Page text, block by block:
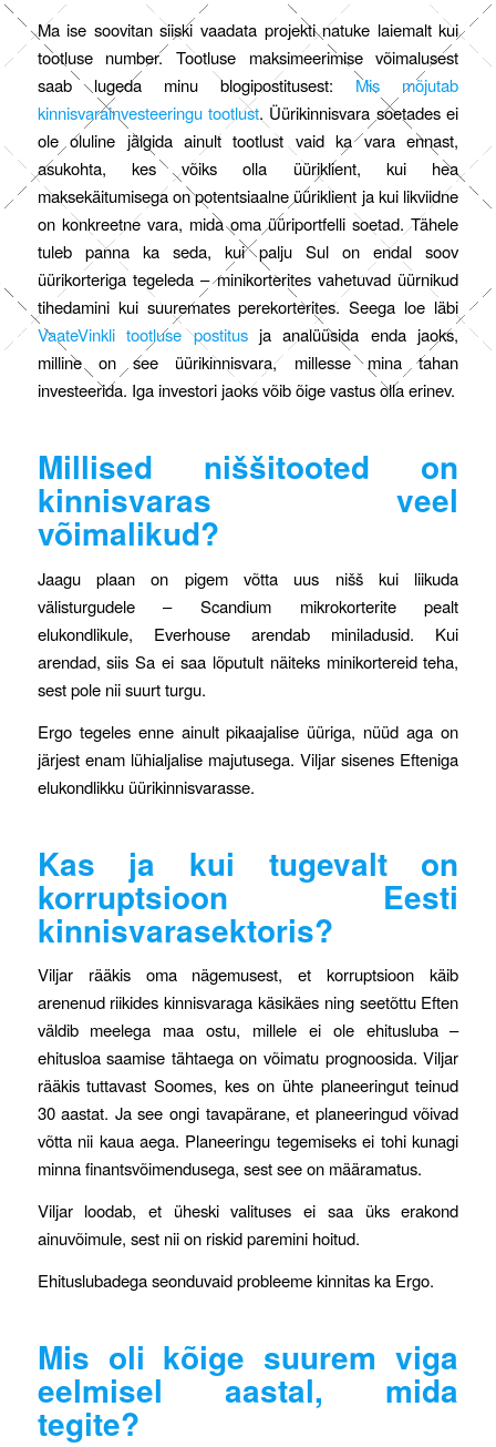
Ma ise soovitan siiski vaadata projekti natuke laiemalt kui
tootluse number. Tootluse maksimeerimise võimalusest
saab lugeda minu blogipostitusest: Mis mõjutab
kinnisvarainvesteeringu tootlust. Üürikinnisvara soetades ei
ole oluline jälgida ainult tootlust vaid ka vara ennast,
asukohta, kes võiks olla üüriklient, kui hea
maksekäitumisega on potentsiaalne üüriklient ja kui likviidne
on konkreetne vara, mida oma üüriportfelli soetad. Tähele
tuleb panna ka seda, kui palju Sul on endal soov
üürikorteriga tegeleda – minikorterites vahetuvad üürnikud
tihedamini kui suuremates perekorterites. Seega loe läbi
VaateVinkli tootluse postitusja analüüsida enda jaoks,
milline on see üürikinnisvara, millesse mina tahan
investeerida. Iga investori jaoks võib õige vastus olla erinev.
Millised niššitooted on
kinnisvaras veel
võimalikud?
Jaagu plaan on pigem võtta uus nišš kui liikuda
välisturgudele – Scandium mikrokorterite pealt
elukondlikule, Everhouse arendab miniladusid. Kui
arendad, siis Sa ei saa lõputult näiteks minikortereid teha,
sest pole nii suurt turgu.
Ergo tegeles enne ainult pikaajalise üüriga, nüüd aga on
järjest enam lühialjalise majutusega. Viljar sisenes Efteniga
elukondlikku üürikinnisvarasse.
Kas ja kui tugevalt on
korruptsioon Eesti
kinnisvarasektoris?
Viljar rääkis oma nägemusest, et korruptsioon käib
arenenud riikides kinnisvaraga käsikäes ning seetõttu Eften
väldib meelega maa ostu, millele ei ole ehitusluba –
ehitusloa saamise tähtaega on võimatu prognoosida. Viljar
rääkis tuttavast Soomes, kes on ühte planeeringut teinud
30 aastat. Ja see ongi tavapärane, et planeeringud võivad
võtta nii kaua aega. Planeeringu tegemiseks ei tohi kunagi
minna finantsvõimendusega, sest see on määramatus.
Viljar loodab, et üheski valituses ei saa üks erakond
ainuvõimule, sest nii on riskid paremini hoitud.
Ehituslubadega seonduvaid probleeme kinnitas ka Ergo.
Mis oli kõige suurem viga
eelmisel aastal, mida
tegite?